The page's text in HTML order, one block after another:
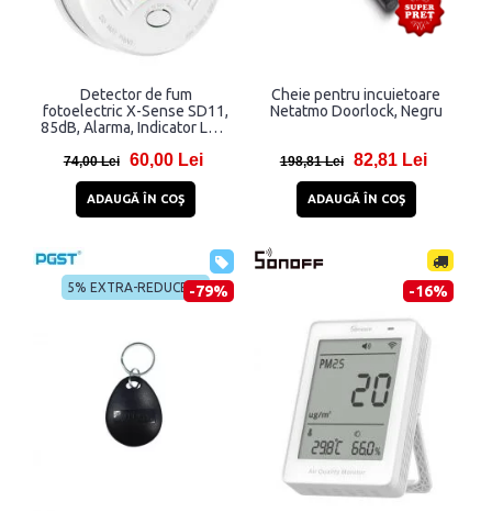
Detector de fum
fotoelectric X-Sense SD11,
85dB, Alarma, Indicator LED,
74,00 Lei 60,00 Lei
ADAUGĂ ÎN COŞ
Cheie pentru incuietoare
Netatmo Doorlock, Negru
198,81 Lei 82,81 Lei
ADAUGĂ ÎN COŞ
5% EXTRA-REDUCERE-79% -16%